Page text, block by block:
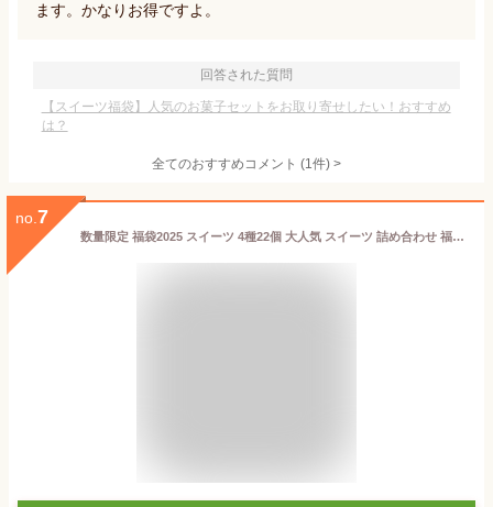
ます。かなりお得ですよ。
回答された質問
【スイーツ福袋】人気のお菓子セットをお取り寄せしたい！おすすめ
は？
全てのおすすめコメント (1件) >
no. 7
数量限定 福袋2025 スイーツ 4種22個 大人気 スイーツ 詰め合わせ 福袋 ギフト マカロン 猫型ショコラサンド プリン クッキー お試し お礼 お祝い 送料無料 お一人様1セット限定